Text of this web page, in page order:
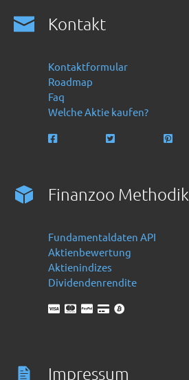
Kontakt
Kontaktformular
Roadmap
Faq
Welche Aktie kaufen?
Finanzoo Methodik
Fundamentaldaten API
Aktienbewertung
Aktienindizes
Dividendenrendite
Impressum